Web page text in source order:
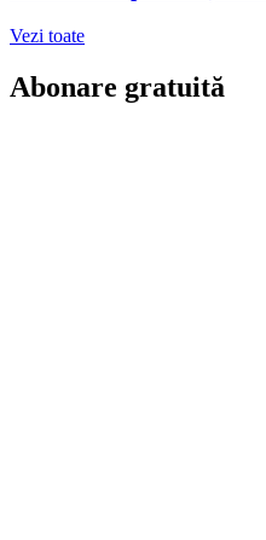
Vezi toate
Abonare gratuită